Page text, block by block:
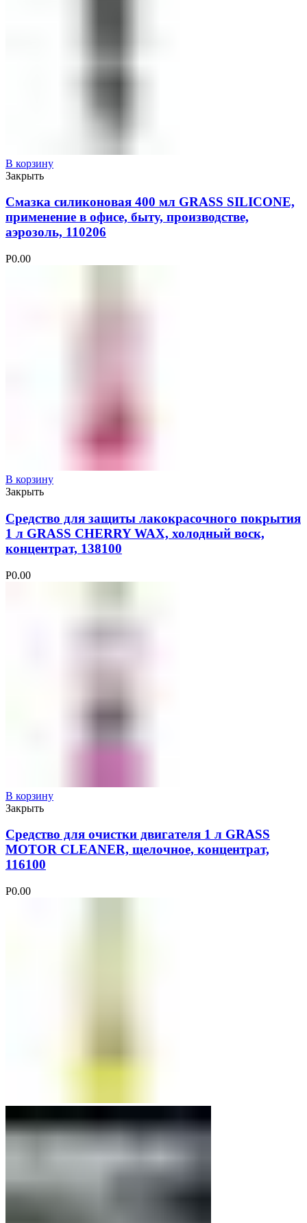
В корзину
Закрыть
Смазка силиконовая 400 мл GRASS SILICONE,
применение в офисе, быту, производстве,
аэрозоль, 110206
Р0.00
В корзину
Закрыть
Средство для защиты лакокрасочного покрытия
1 л GRASS CHERRY WAX, холодный воск,
концентрат, 138100
Р0.00
В корзину
Закрыть
Средство для очистки двигателя 1 л GRASS
MOTOR CLEANER, щелочное, концентрат,
116100
Р0.00